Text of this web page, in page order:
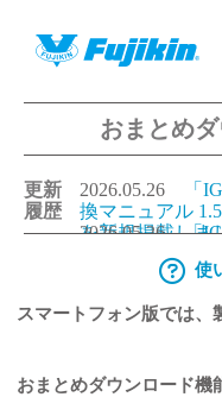
製品情報
バルブ・継手・シ
製品カタログダウ
おまとめ
更新
履歴
2026.05.26
「
換マニュアル
を新規掲載しま
2026.05.26「
換マニュアル
を新規掲載しま
2026.05.26「
書を更新しまし
2026.05.26「
換マニュアル
書を更新しまし
使
スマートフォン版では、
おまとめダウンロード機